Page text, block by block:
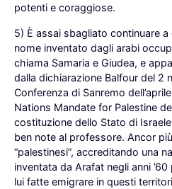
potenti e coraggiose.
5) È assai sbagliato continuare
nome inventato dagli arabi
chiama Samaria e Giudea, e
dalla dichiarazione Balfour del 2
Conferenza di Sanremo
Nations Mandate for Palestine
costituzione dello Stato di
ben note al professore. Ancor
“palestinesi”, accreditando una
inventata da Arafat negli anni
lui fatte emigrare in questi